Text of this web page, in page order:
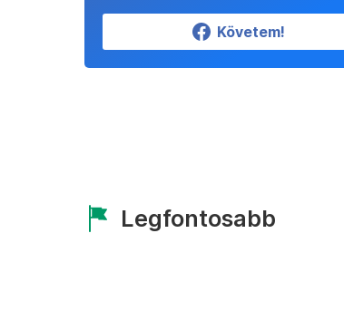
Követem!
Legfontosabb